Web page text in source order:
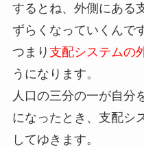
するとね、外側にある
ずらくなっていくんで
つまり 支配システムの
うになります。
人口の三分の一が自分
になったとき、支配シ
してゆきます。